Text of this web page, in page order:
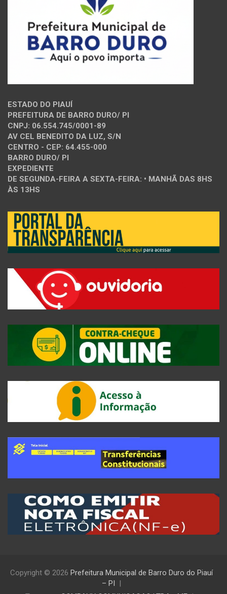
ESTADO DO PIAUÍ
PREFEITURA DE BARRO DURO/ PI
CNPJ: 06.554.745/0001-89
AV CEL BENEDITO DA LUZ, S/N
CENTRO - CEP: 64.455-000
BARRO DURO/ PI
EXPEDIENTE
DE SEGUNDA-FEIRA A SEXTA-FEIRA: • MANHÃ DAS 8HS
ÀS 13HS
Copyright © 2026 Prefeitura Municipal de Barro Duro do Piauí
– PI